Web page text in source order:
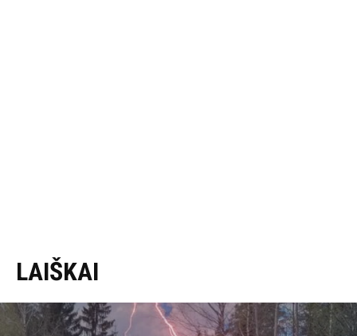
LAIŠKAI